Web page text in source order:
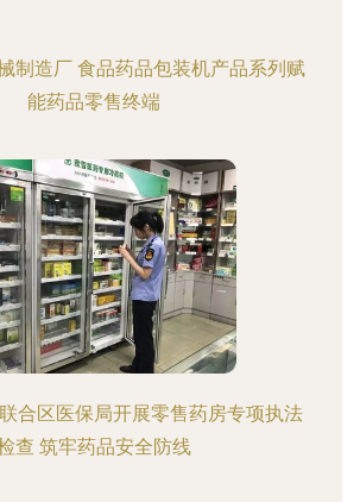
制造厂 食品药品包装机产品系列赋
能药品零售终端
合区医保局开展零售药房专项执法
查 筑牢药品安全防线